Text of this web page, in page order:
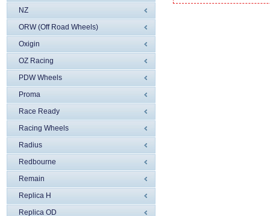
NZ
ORW (Off Road Wheels)
Oxigin
OZ Racing
PDW Wheels
Proma
Race Ready
Racing Wheels
Radius
Redbourne
Remain
Replica H
Replica OD